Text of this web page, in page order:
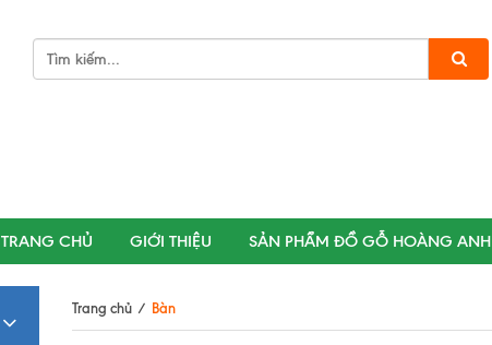
TRANG CHỦ GIỚI THIỆU SẢN PHẨM ĐỒ GỖ HOÀNG ANH
Trang chủ / Bàn